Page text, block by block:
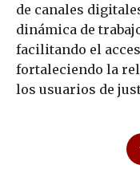
de canales
dinámica de
facilitando el
fortaleciendo la
los usuarios de